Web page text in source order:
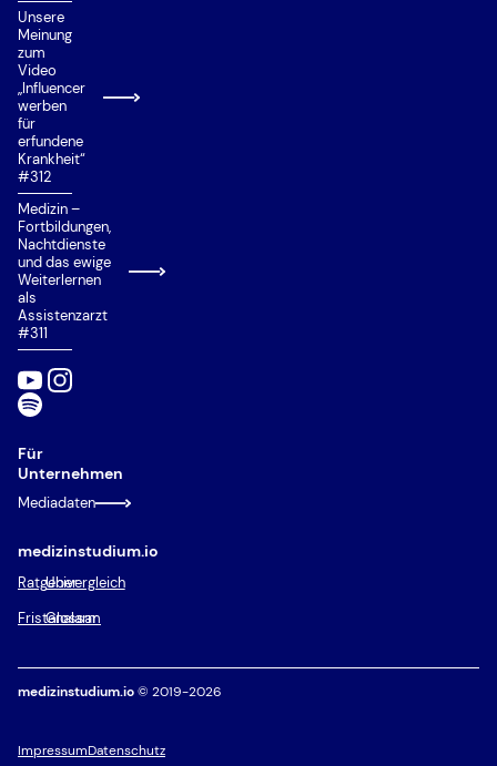
Unsere
Meinung
zum
Video
„Influencer
werben
für
erfundene
Krankheit“
#312
Medizin –
Fortbildungen,
Nachtdienste
und das ewige
Weiterlernen
als
Assistenzarzt
#311
medizinstudium.io
Ratgeber
Univergleich
Fristenalarm
Glossar
Für
Unternehmen
Mediadaten
medizinstudium.io© 2019-2026
ImpressumDatenschutz